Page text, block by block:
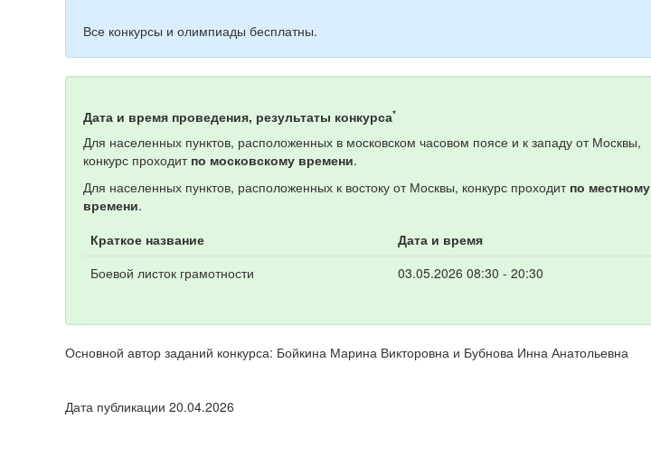
Все конкурсы и олимпиады бесплатны.
Дата и время проведения, результаты конкурса*
Для населенных пунктов, расположенных в московском часовом поясе и к западу от Москвы,
конкурс проходит по московскому времени.
Для населенных пунктов, расположенных к востоку от Москвы, конкурс проходит по местному
времени.
Краткое название
Дата и время
Боевой листок грамотности
03.05.2026 08:30 - 20:30
Основной автор заданий конкурса: Бойкина Марина Викторовна и Бубнова Инна Анатольевна
Дата публикации 20.04.2026